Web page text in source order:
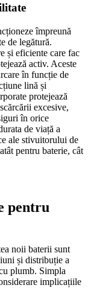
împreună
de legătură.
și eficiente care fac
activ. Aceste
în funcție de
lină și
protejează
excesive,
în orice
de viață a
ale stivuitorului de
pentru baterie, cât
pentru
noii baterii sunt
și distribuție a
plumb. Simpla
implicațiile